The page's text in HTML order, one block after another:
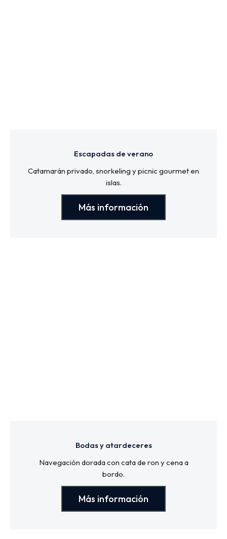
Escapadas de verano
Catamarán privado, snorkeling y picnic gourmet en
islas.
Más información
Bodas y atardeceres
Navegación dorada con cata de ron y cena a
bordo.
Más información